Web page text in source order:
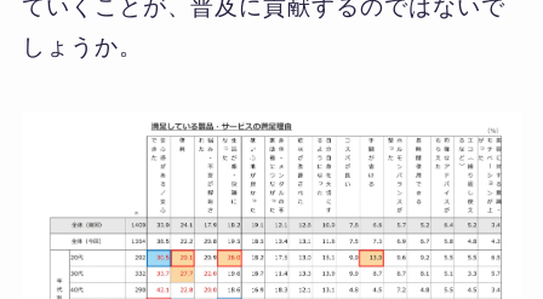
ていくことが、普及に貢献するのではないで
しょうか。